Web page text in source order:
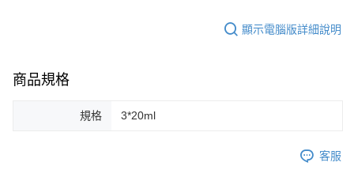
顯示電腦版詳細說明
商品規格
規格 3*20ml
客服